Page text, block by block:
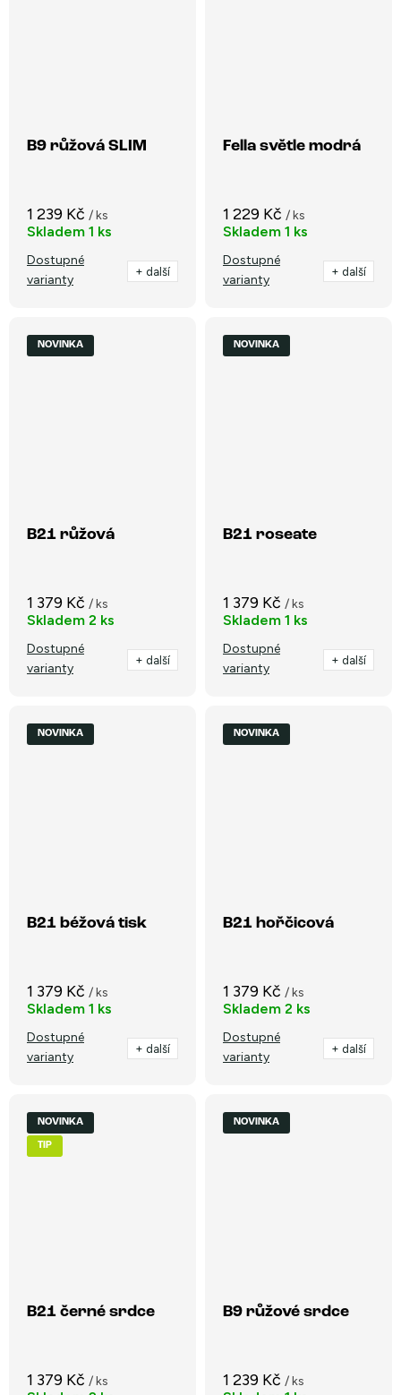
B9 růžová SLIM
1 239 Kč / ks
Skladem 1 ks
Dostupné
varianty
+ další
Fella světle modrá
1 229 Kč / ks
Skladem 1 ks
Dostupné
varianty
+ další
NOVINKA
B21 růžová
1 379 Kč / ks
Skladem 2 ks
Dostupné
varianty
+ další
NOVINKA
B21 roseate
1 379 Kč / ks
Skladem 1 ks
Dostupné
varianty
+ další
NOVINKA
B21 béžová tisk
1 379 Kč / ks
Skladem 1 ks
Dostupné
varianty
+ další
NOVINKA
B21 hořčicová
1 379 Kč / ks
Skladem 2 ks
Dostupné
varianty
+ další
NOVINKA
TIP
B21 černé srdce
1 379 Kč / ks
NOVINKA
B9 růžové srdce
1 239 Kč / ks